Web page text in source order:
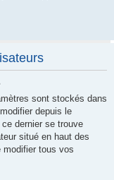
sont stockés dans
depuis le
dernier se trouve
situé en haut des
modifier tous vos